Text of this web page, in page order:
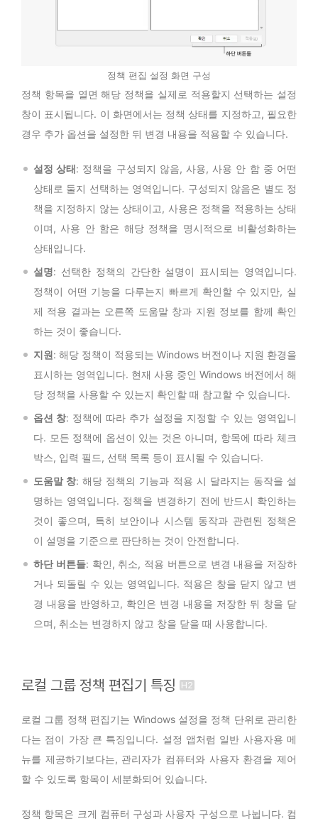
정책 편집 설정 화면 구성
정책 항목을 열면 해당 정책을 실제로 적용할지 선택하는 설정
창이 표시됩니다. 이 화면에서는 정책 상태를 지정하고, 필요한
경우 추가 옵션을 설정한 뒤 변경 내용을 적용할 수 있습니다.
설정 상태: 정책을 구성되지 않음, 사용, 사용 안 함 중 어떤
상태로 둘지 선택하는 영역입니다. 구성되지 않음은 별도 정
책을 지정하지 않는 상태이고, 사용은 정책을 적용하는 상태
이며, 사용 안 함은 해당 정책을 명시적으로 비활성화하는
상태입니다.
설명: 선택한 정책의 간단한 설명이 표시되는 영역입니다.
정책이 어떤 기능을 다루는지 빠르게 확인할 수 있지만, 실
제 적용 결과는 오른쪽 도움말 창과 지원 정보를 함께 확인
하는 것이 좋습니다.
지원: 해당 정책이 적용되는 Windows 버전이나 지원 환경을
표시하는 영역입니다. 현재 사용 중인 Windows 버전에서 해
당 정책을 사용할 수 있는지 확인할 때 참고할 수 있습니다.
옵션 창: 정책에 따라 추가 설정을 지정할 수 있는 영역입니
다. 모든 정책에 옵션이 있는 것은 아니며, 항목에 따라 체크
박스, 입력 필드, 선택 목록 등이 표시될 수 있습니다.
도움말 창: 해당 정책의 기능과 적용 시 달라지는 동작을 설
명하는 영역입니다. 정책을 변경하기 전에 반드시 확인하는
것이 좋으며, 특히 보안이나 시스템 동작과 관련된 정책은
이 설명을 기준으로 판단하는 것이 안전합니다.
하단 버튼들: 확인, 취소, 적용 버튼으로 변경 내용을 저장하
거나 되돌릴 수 있는 영역입니다. 적용은 창을 닫지 않고 변
경 내용을 반영하고, 확인은 변경 내용을 저장한 뒤 창을 닫
으며, 취소는 변경하지 않고 창을 닫을 때 사용합니다.
로컬 그룹 정책 편집기 특징
로컬 그룹 정책 편집기는 Windows 설정을 정책 단위로 관리한
다는 점이 가장 큰 특징입니다. 설정 앱처럼 일반 사용자용 메
뉴를 제공하기보다는, 관리자가 컴퓨터와 사용자 환경을 제어
할 수 있도록 항목이 세분화되어 있습니다.
정책 항목은 크게 컴퓨터 구성과 사용자 구성으로 나뉩니다. 컴